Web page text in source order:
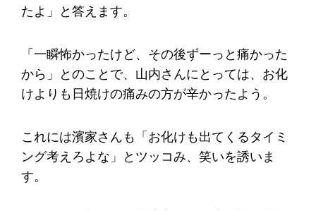
たよ」と答えます。
「一瞬怖かったけど、その後ずーっと痛かった
から」とのことで、山内さんにとっては、お化
けよりも日焼けの痛みの方が辛かったよう。
これには濱家さんも「お化けも出てくるタイミ
ング考えろよな」とツッコみ、笑いを誘いま
す。